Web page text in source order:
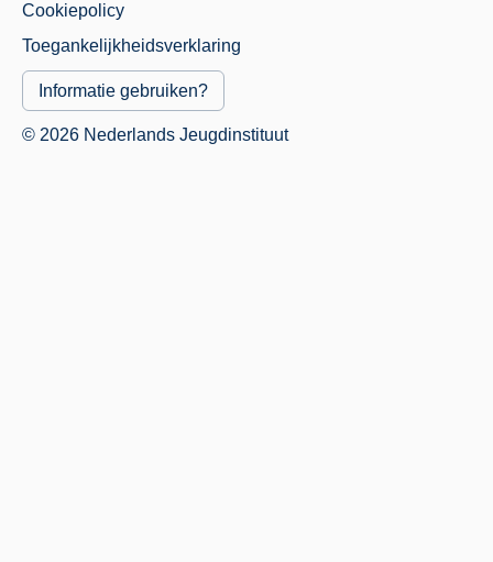
Menu
Cookiepolicy
Toegankelijkheidsverklaring
Informatie gebruiken?
© 2026 Nederlands Jeugdinstituut